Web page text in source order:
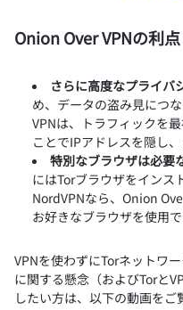
Onion Over VPNの利点
さらに高度なプライバ
め、データの盗み見につ
VPNは、トラフィックを
ことでIPアドレスを隠し
特別なブラウザは必要
にはTorブラウザをインス
NordVPNなら、Onion
お好きなブラウザを使用で
VPNを使わずにTorネットワ
に関する懸念（およびTorと
したい方は、以下の動画をご